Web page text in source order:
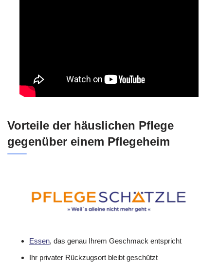
Vorteile der häuslichen Pflege
gegenüber einem Pflegeheim
Essen, das genau Ihrem Geschmack entspricht
Ihr privater Rückzugsort bleibt geschützt